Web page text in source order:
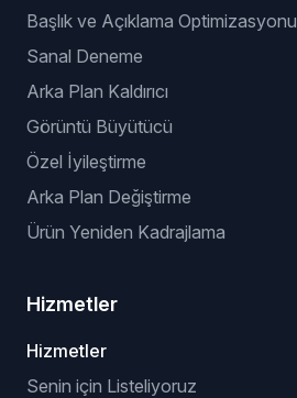
Başlık ve Açıklama Optimizasyonu
Sanal Deneme
Arka Plan Kaldırıcı
Görüntü Büyütücü
Özel İyileştirme
Arka Plan Değiştirme
Ürün Yeniden Kadrajlama
Hizmetler
Hizmetler
Senin için Listeliyoruz